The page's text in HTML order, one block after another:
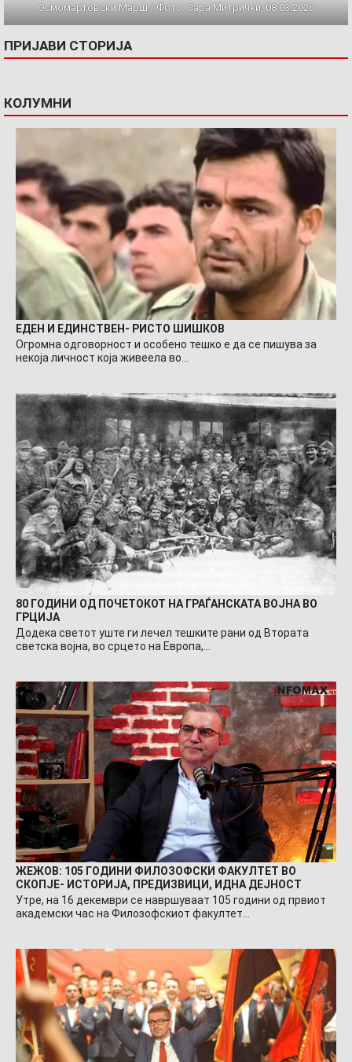
Осмомартовски Марш / Фото: Сара Митрички, 08.03.2026
ПРИЈАВИ СТОРИЈА
КОЛУМНИ
ЕДЕН И ЕДИНСТВЕН- РИСТО ШИШКОВ
Огромна одговорност и особено тешко е да се пишува за
некоја личност која живеела во…
80 ГОДИНИ ОД ПОЧЕТОКОТ НА ГРАЃАНСКАТА ВОЈНА ВО
ГРЦИЈА
Додека светот уште ги лечел тешките рани од Втората
светска војна, во срцето на Европа,…
ЖЕЖОВ: 105 ГОДИНИ ФИЛОЗОФСКИ ФАКУЛТЕТ ВО
СКОПЈЕ- ИСТОРИЈА, ПРЕДИЗВИЦИ, ИДНА ДЕЈНОСТ
Утре, на 16 декември се навршуваат 105 години од првиот
академски час на Филозофскиот факултет…